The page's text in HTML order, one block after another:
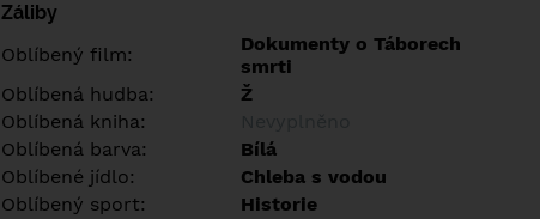
Záliby
Oblíbený film:
Dokumenty o Táborech
smrti
Oblíbená hudba:
Ž
Oblíbená kniha:
Oblíbená barva:
Bílá
Oblíbené jídlo:
Chleba s vodou
Oblíbený sport:
Historie